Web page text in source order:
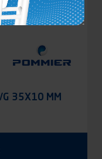
G 35X10 MM